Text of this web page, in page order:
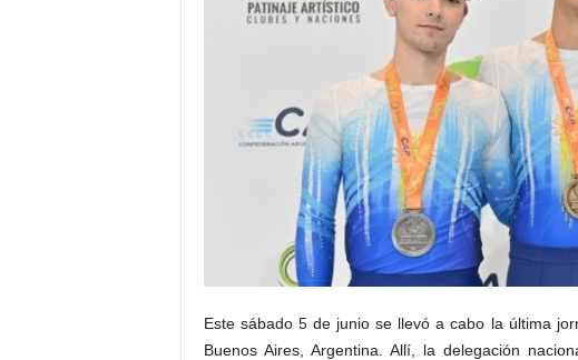
Este sábado 5 de junio se llevó a cabo la última
Buenos Aires, Argentina. Allí, la delegación